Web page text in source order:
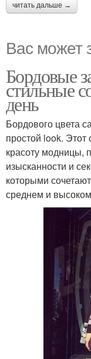
читать дальше →
Вас может
Бордовые
стильные
день
Бордового цвета
простой look. Этот
красоту модницы,
изысканности и
которыми
среднем и